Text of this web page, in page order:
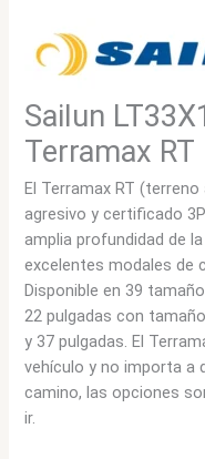
Sailun
Terramax RT
El Terramax RT
agresivo y certificado
amplia profundidad de
excelentes modales de
Disponible en 39
22 pulgadas con
y 37 pulgadas. El
vehículo y no importa a
camino, las opciones
ir.